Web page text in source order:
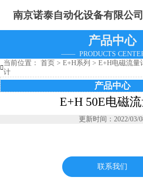
南京诺泰自动化设备有限公司
产品中心
—— PRODUCTS

当前位置： 首页 > E+H系列 > E+H电磁流量
计
产品中心
E+H 50E电磁
更新时间：2022/03/
联系我们